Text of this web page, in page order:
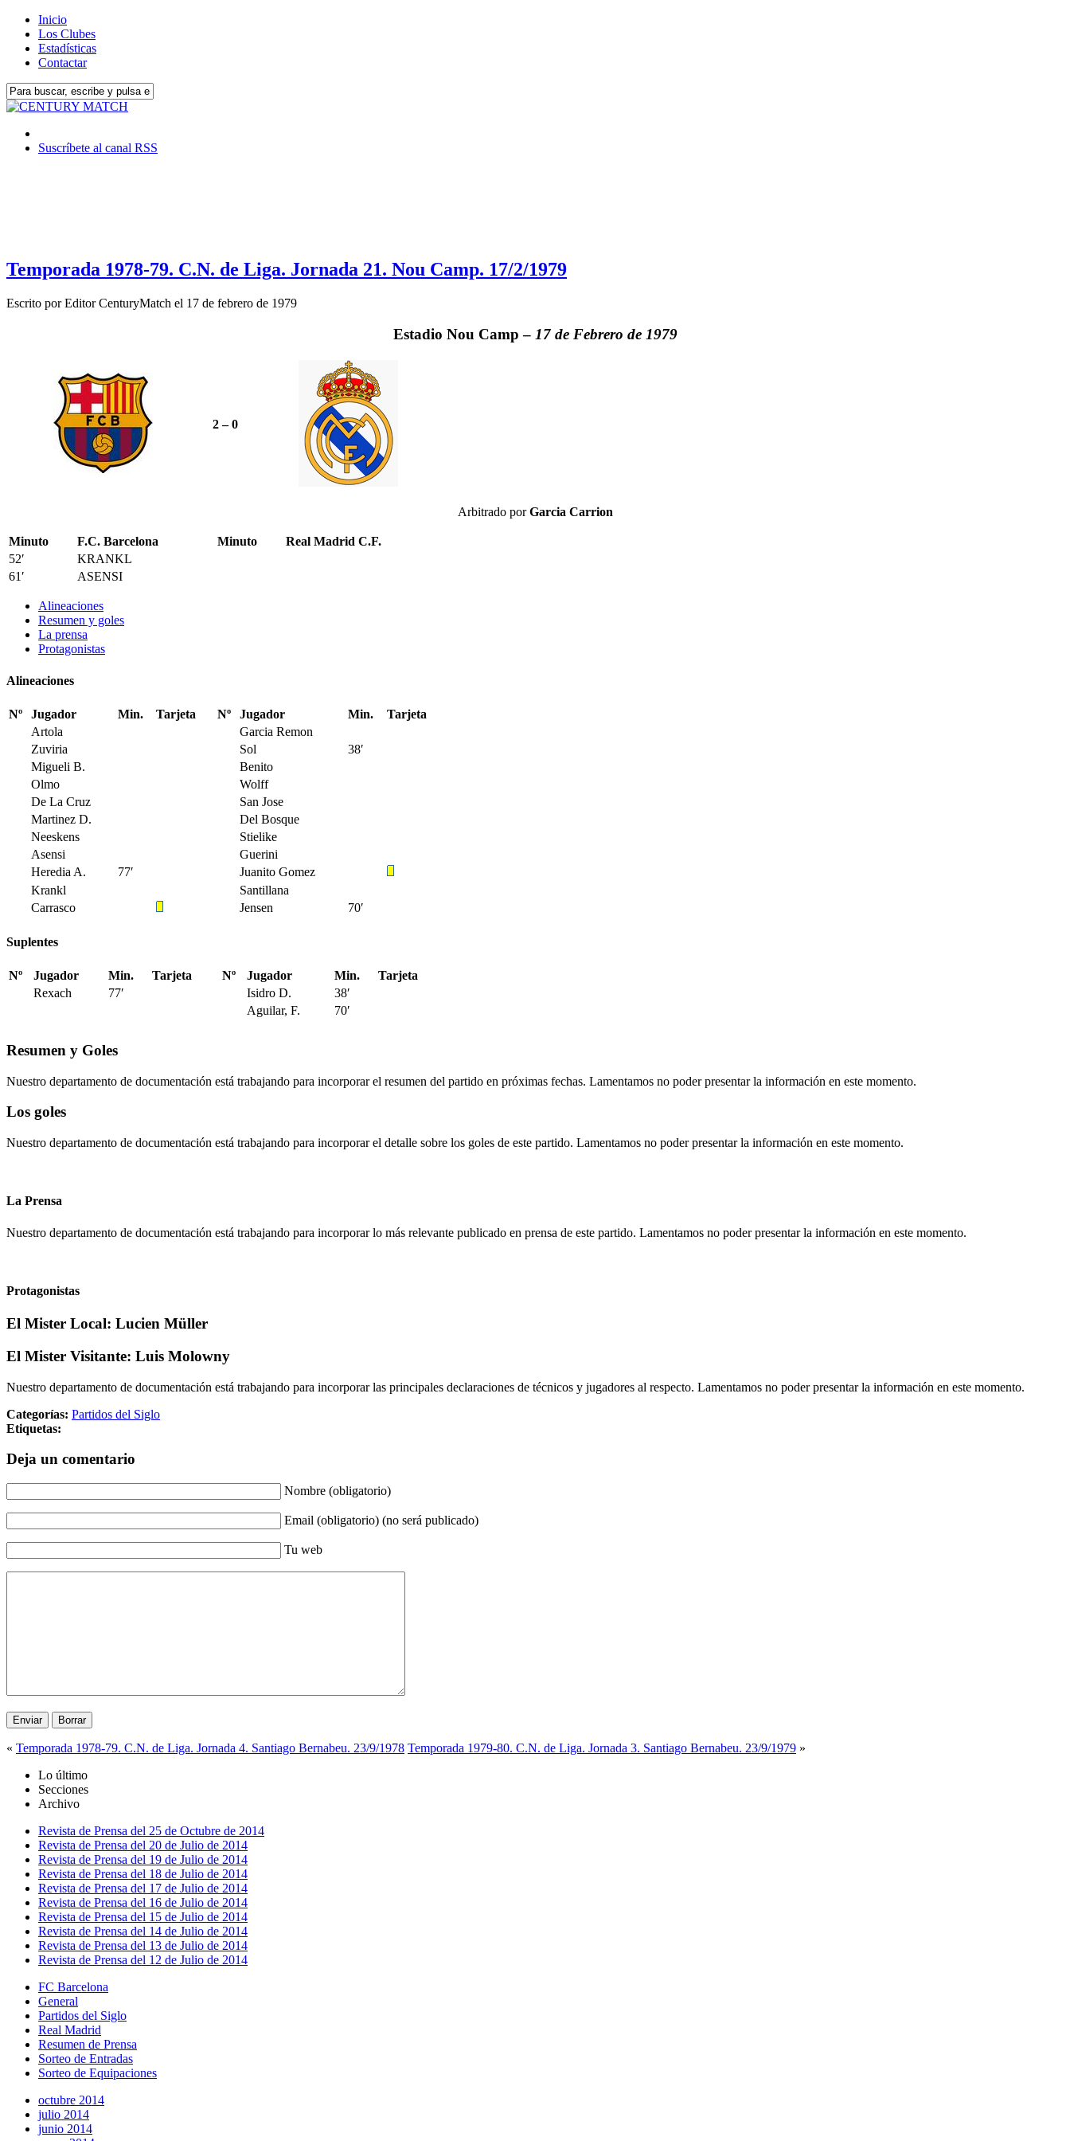
Inicio
Los Clubes
Estadísticas
Contactar
Suscríbete al canal RSS
Temporada 1978-79. C.N. de Liga. Jornada 21. Nou Camp. 17/2/1979
Escrito porEditor CenturyMatch el 17 de febrero de 1979
Estadio Nou Camp – 17 de Febrero de 1979
2 – 0
Arbitrado porGarcia Carrion
Minuto F.C. Barcelona Minuto
Real Madrid C.F.
52′
KRANKL
61′
ASENSI
Alineaciones
Resumen y goles
La prensa
Protagonistas
Alineaciones
Nº Jugador Min. Tarjeta Nº Jugador Min.
Tarjeta
Artola
Garcia Remon
Zuviria
Sol
38′
Migueli B.
Benito
Olmo
Wolff
De La Cruz
San Jose
Martinez D.
Del Bosque
Neeskens
Stielike
Asensi
Guerini
Heredia A.
77′
Juanito Gomez
Krankl
Santillana
Carrasco
Jensen 70′
Suplentes
Nº Jugador Min. Tarjeta Nº Jugador Min.
Tarjeta
Rexach
77′ Isidro D.
38′
Aguilar, F.
70′
Resumen y Goles
Nuestro departamento de documentación está trabajando para incorporar el resumen del partido en próximas fechas. Lamentamos no poder presentar la información en este momento.
Los goles
Nuestro departamento de documentación está trabajando para incorporar el detalle sobre los goles de este partido. Lamentamos no poder presentar la información en este momento.
La Prensa
Nuestro departamento de documentación está trabajando para incorporar lo más relevante publicado en prensa de este partido. Lamentamos no poder presentar la información en este momento.
Protagonistas
El Mister Local: Lucien Müller
El Mister Visitante: Luis Molowny
Nuestro departamento de documentación está trabajando para incorporar las principales declaraciones de técnicos y jugadores al respecto. Lamentamos no poder presentar la información en este momento.
Categorías: Partidos del Siglo
Etiquetas:
Deja un comentario
Nombre (obligatorio)
Email (obligatorio) (no será publicado)
Tu web
« Temporada 1978-79. C.N. de Liga. Jornada 4. Santiago Bernabeu. 23/9/1978 Temporada 1979-80. C.N. de Liga. Jornada 3. Santiago Bernabeu. 23/9/1979 »
Lo último
Secciones
Archivo
Revista de Prensa del 25 de Octubre de 2014
Revista de Prensa del 20 de Julio de 2014
Revista de Prensa del 19 de Julio de 2014
Revista de Prensa del 18 de Julio de 2014
Revista de Prensa del 17 de Julio de 2014
Revista de Prensa del 16 de Julio de 2014
Revista de Prensa del 15 de Julio de 2014
Revista de Prensa del 14 de Julio de 2014
Revista de Prensa del 13 de Julio de 2014
Revista de Prensa del 12 de Julio de 2014
FC Barcelona
General
Partidos del Siglo
Real Madrid
Resumen de Prensa
Sorteo de Entradas
Sorteo de Equipaciones
octubre 2014
julio 2014
junio 2014